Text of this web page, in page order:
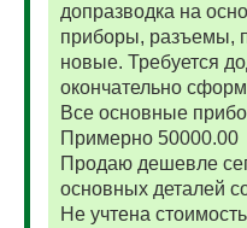
допразводка на
приборы, разъемы,
новые. Требуется
окончательно
Все основные
Примерно 50000.00
Продаю дешевле
основных деталей
Не учтена